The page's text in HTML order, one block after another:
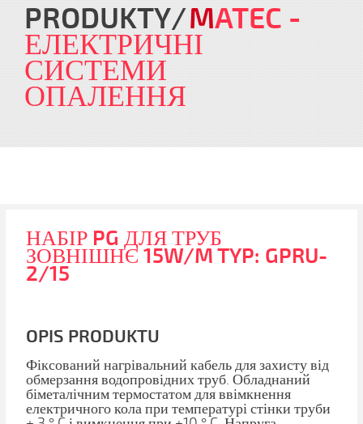
PRODUKTY MATEC -
ЕЛЕКТРИЧНІ
СИСТЕМИ
ОПАЛЕННЯ
НАБІР PG ДЛЯ ТРУБ
ЗОВНІШНЄ 15W/M TYP: GPRU-
2/15
OPIS PRODUKTU
Фіксований нагрівальний кабель для захисту від
обмерзання водопровідних труб. Обладнаний
біметалічним термостатом для ввімкнення
електричного кола при температурі стінки труби